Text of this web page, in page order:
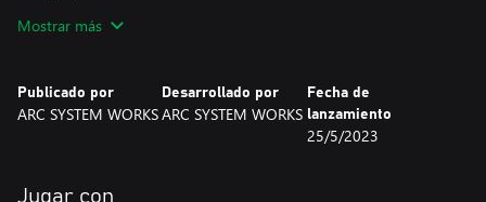
- Giovanna
Personajes del pase de temporada 1
Mostrar más
Publicado por
ARC SYSTEM WORKS
Desarrollado por
ARC SYSTEM WORKS
Fecha de
lanzamiento
25/5/2023
Jugar con